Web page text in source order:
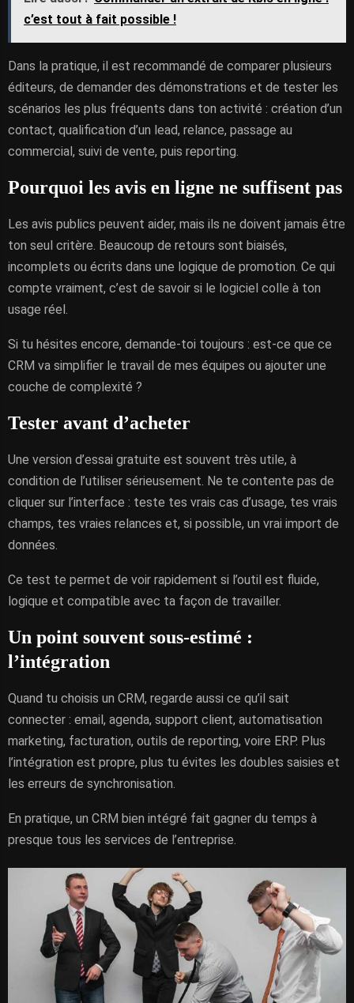
c’est tout à fait possible !
Dans la pratique, il est recommandé de comparer plusieurs
éditeurs, de demander des démonstrations et de tester les
scénarios les plus fréquents dans ton activité : création d’un
contact, qualification d’un lead, relance, passage au
commercial, suivi de vente, puis reporting.
Pourquoi les avis en ligne ne suffisent pas
Les avis publics peuvent aider, mais ils ne doivent jamais être
ton seul critère. Beaucoup de retours sont biaisés,
incomplets ou écrits dans une logique de promotion. Ce qui
compte vraiment, c’est de savoir si le logiciel colle à ton
usage réel.
Si tu hésites encore, demande-toi toujours : est-ce que ce
CRM va simplifier le travail de mes équipes ou ajouter une
couche de complexité ?
Tester avant d’acheter
Une version d’essai gratuite est souvent très utile, à
condition de l’utiliser sérieusement. Ne te contente pas de
cliquer sur l’interface : teste tes vrais cas d’usage, tes vrais
champs, tes vraies relances et, si possible, un vrai import de
données.
Ce test te permet de voir rapidement si l’outil est fluide,
logique et compatible avec ta façon de travailler.
Un point souvent sous-estimé :
l’intégration
Quand tu choisis un CRM, regarde aussi ce qu’il sait
connecter : email, agenda, support client, automatisation
marketing, facturation, outils de reporting, voire ERP. Plus
l’intégration est propre, plus tu évites les doubles saisies et
les erreurs de synchronisation.
En pratique, un CRM bien intégré fait gagner du temps à
presque tous les services de l’entreprise.